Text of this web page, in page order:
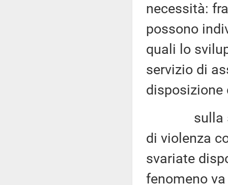
necessità:
possono
quali lo
servizio di
disposizione
sulla
di violenza
svariate
fenomeno